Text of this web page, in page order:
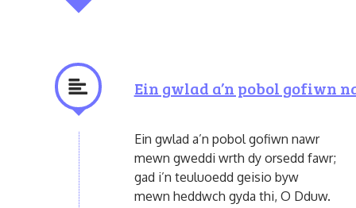
Ein gwlad a’n pobol gofiwn
Ein gwlad a’n pobol gofiwn nawr
mewn gweddi wrth dy orsedd fawr;
gad i’n teuluoedd geisio byw
mewn heddwch gyda thi, O Dduw.